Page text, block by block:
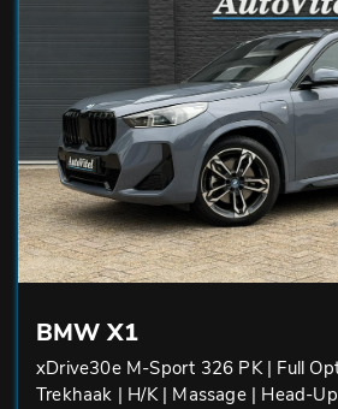
BMW X1
xDrive30e M-Sport 326 PK | Full
Trekhaak | H/K | Massage | Head-Up